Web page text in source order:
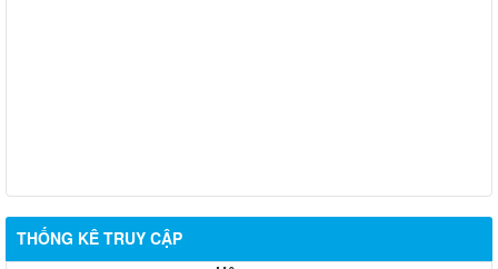
THỐNG KÊ TRUY CẬP
Thông báo về việc tuyển dụng viên chức năm 2026
Thông báo tuyển chọn tổ chức và cá nhân chủ trì thực hiện